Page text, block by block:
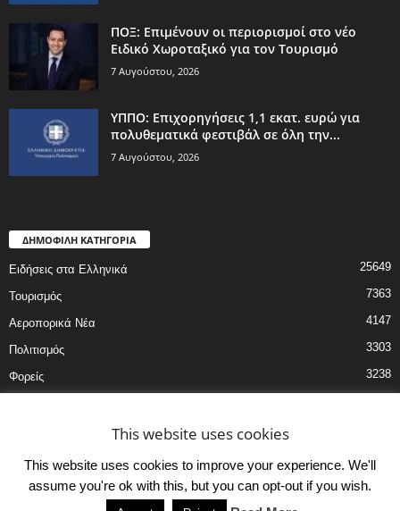
ΠΟΞ: Επιμένουν οι περιορισμοί στο νέο
Ειδικό Χωροταξικό για τον Τουρισμό
7 Αυγούστου, 2026
ΥΠΠΟ: Επιχορηγήσεις 1,1 εκατ. ευρώ για
πολυθεματικά φεστιβάλ σε όλη την...
7 Αυγούστου, 2026
ΔΗΜΟΦΙΛΗ ΚΑΤΗΓΟΡΙΑ
Ειδήσεις στα Ελληνικά 25649
Τουρισμός 7363
Αεροπορικά Νέα 4147
Πολιτισμός 3303
Φορείς 3238
This website uses cookies
This website uses cookies to improve your experience. We'll
assume you're ok with this, but you can opt-out if you wish.